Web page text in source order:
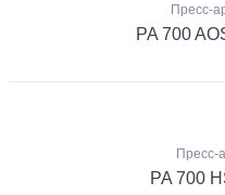
Пресс-
PA 700
Пресс-
PA 700